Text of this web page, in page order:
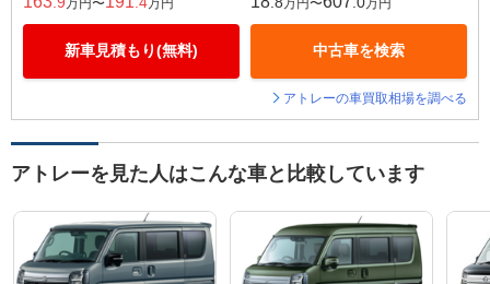
万円〜 万円
新車見積もり(無料)
万円〜 万円
中古車を検索
アトレーの車買取相場を調べる
アトレーを見た人はこんな車と比較しています